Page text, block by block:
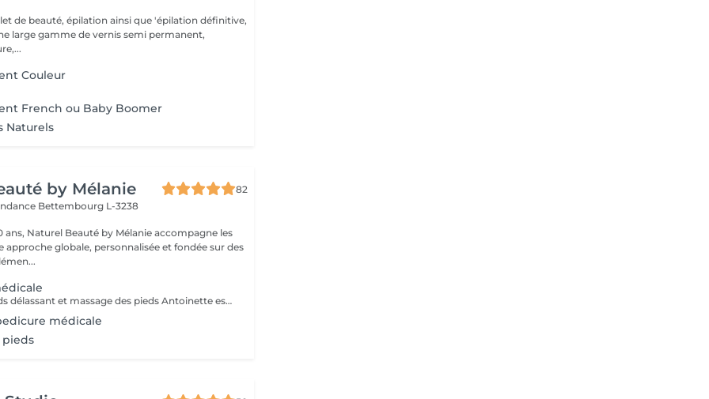
de beauté, épilation ainsi que 'épilation définitive,
large gamme de vernis semi permanent,
Couleur
French ou Baby Boomer
Naturels
by Mélanie
82
Bettembourg L-3238
ans, Naturel Beauté by Mélanie accompagne les
approche globale, personnalisée et fondée sur des
Avec bain de pieds délassant et massage des pieds Antoinette est une spécialiste de la pédicure sans douleurs! Un pur moment de détente.
médicale
pieds